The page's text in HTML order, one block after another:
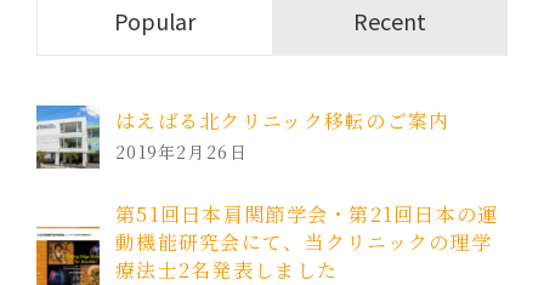
Popular Recent
はえばる北クリニック移転のご案内
2019年2月26日
第51回日本肩関節学会・第21回日本の運
動機能研究会にて、当クリニックの理学
療法士2名発表しました